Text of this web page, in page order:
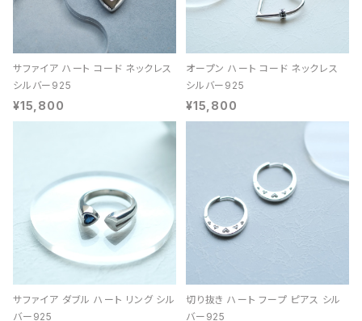
サファイア ハート コード ネックレス
シルバー925
¥15,800
オープン ハート コード ネックレス
シルバー925
¥15,800
サファイア ダブル ハート リング シル
バー925
切り抜き ハート フープ ピアス シル
バー925